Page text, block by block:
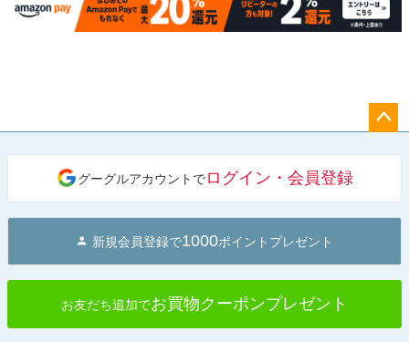
へ
グーグルアカウントでログイン・会員登録
新規会員登録で1000ポイントプレゼント
お友だち追加でお買物クーポンプレゼント